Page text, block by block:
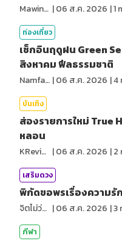
MawinMatravel |06 ส.ค. 2026 |1
ท่องเที่ยว
เช็กอินฤดูฝน Green
สิงหาคม ฟีลธรรมชาติ
NamfahPhupha |06 ส.ค. 2026 |4
บันเทิง
ส่องรายการใหม่ True
หลอน
KReview |06 ส.ค. 2026 |2
เสริมดวง
พิกัดขอพรเรื่องความรั
จิตไม่ว่าง |06 ส.ค. 2026 |3
กีฬา